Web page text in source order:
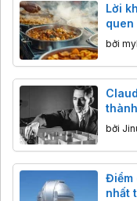
Lời
quen
bởi
bởi
Điểm
nhất